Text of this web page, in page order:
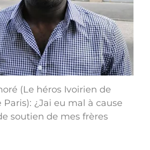
(Le héros Ivoirien de
¿Jai eu mal à cause
soutien de mes frères